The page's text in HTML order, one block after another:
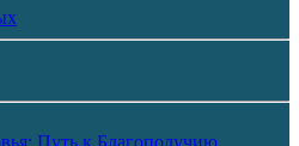
Путь к Благополучию